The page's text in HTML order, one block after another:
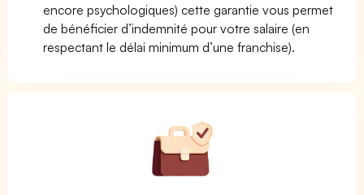
encore psychologiques) cette garantie vous permet
de bénéficier d’indemnité pour votre salaire (en
respectant le délai minimum d’une franchise).